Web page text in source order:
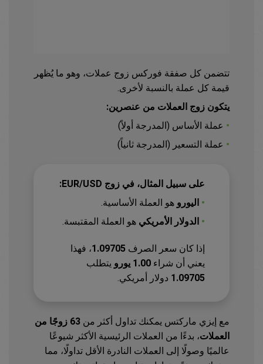
تتضمن كل صفقة فوركس زوج عملات، وهو ما يُظهر
قيمة كل عملة بالنسبة لأخرى.
يتكون زوج العملات من عنصرين:
• عملة الأساس (المدرجة أولاً)
• عملة التسعير (المدرجة ثانياً)
على سبيل المثال، في زوج EUR/USD:
• اليورو هو العملة الأساسية.
• الدولار الأمريكي هو العملة المقتبسة.
إذا كان سعر الصرف 1.09705، فهذا
يعني أن شراء 1.00 يورو
يتطلب
1.09705 دولار أمريكي.
مع إيزي ماركتس يمكنك تداول أكثر من
63 زوجًا من
العملات، بدءًا من العملات الرئيسية الأكثر شيوعًا
عالميًا وصولًا إلى العملات النادرة الأقل تداولًا، مما